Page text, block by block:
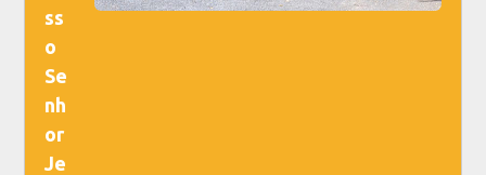
ss
o
Se
nh
or
Je